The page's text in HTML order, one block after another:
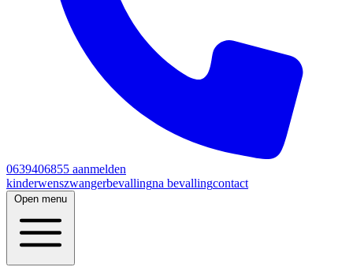
0639406855 aanmelden
kinderwenszwangerbevallingna bevallingcontact
Open menu